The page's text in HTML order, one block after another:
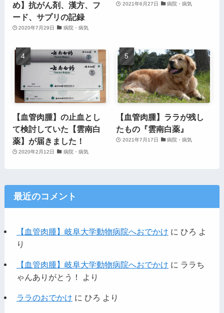
め】抗がん剤、漢方、フ
ード、サプリの記録
2020年7月29日 病院・病気
2021年6月27日 病院・病気
【血管肉腫】の止血とし
て検討していた【雲南白
薬】が届きました！
2020年2月12日 病院・病気
【血管肉腫】ララが残し
たもの『雲南白薬』
2021年7月17日 病院・病気
最近のコメント
【血管肉腫】岐阜大学動物病院へおでかけ に ひろ よ
り
【血管肉腫】岐阜大学動物病院へおでかけ に ララち
ゃんありがとう！
より
ララのおでかけ に ひろ より